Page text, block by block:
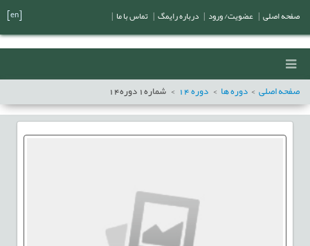
صفحه اصلی دوره ها دوره14 شماره1 دوره14
صفحه اصلی عضویت/ ورود درباره رایمگ تماس با ما